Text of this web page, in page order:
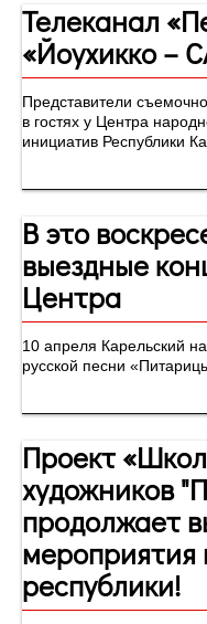
Телеканал
«Йоухикко –
Представители
в гостях у Центра
инициатив Республики
В это
выездные
Центра
10 апреля Карельский
русской песни
Проект
художников
продолжает
республики!